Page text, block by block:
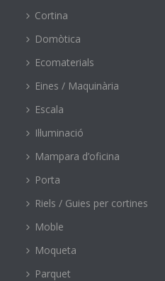
Cortina
Domòtica
Ecomaterials
Eines / Maquinària
Escala
Il·luminació
Mampara d’oficina
Porta
Riels / Guies per cortines
Moble
Moqueta
Parquet